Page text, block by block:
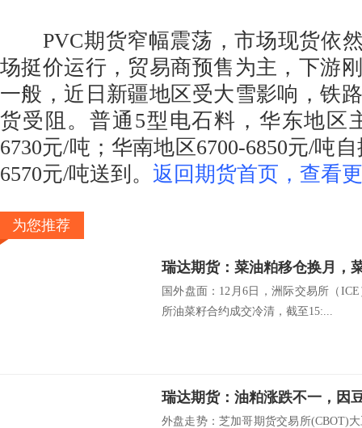
PVC期货窄幅震荡，市场现货依然
场挺价运行，贸易商预售为主，下游
一般，近日新疆地区受大雪影响，铁
货受阻。普通5型电石料，华东地区
6730元/吨；华南地区6700-6850元/吨
6570元/吨送到。 返回期货首页，查看
为您推荐
瑞达期货：菜油粕移仓换月，
国外盘面：12月6日，洲际交易所（
所油菜籽合约成交冷清，截至15:...
瑞达期货：油粕涨跌不一，因
外盘走势：芝加哥期货交易所(CBOT)